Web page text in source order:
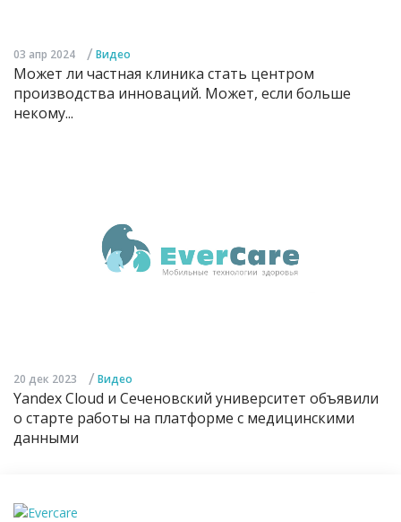
03 апр 2024 / Видео
Может ли частная клиника стать центром
производства инноваций. Может, если больше
некому...
20 дек 2023 / Видео
Yandex Cloud и Сеченовский университет объявили
о старте работы на платформе с медицинскими
данными